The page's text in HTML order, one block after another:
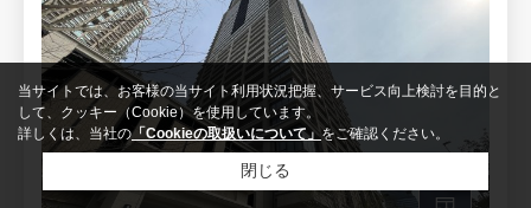
当サイトでは、お客様の当サイト利用状況把握、サービス向上検討を目的と
して、クッキー（Cookie）を使用しています。
詳しくは、当社の「Cookieの取扱いについて」をご確認ください。
閉じる